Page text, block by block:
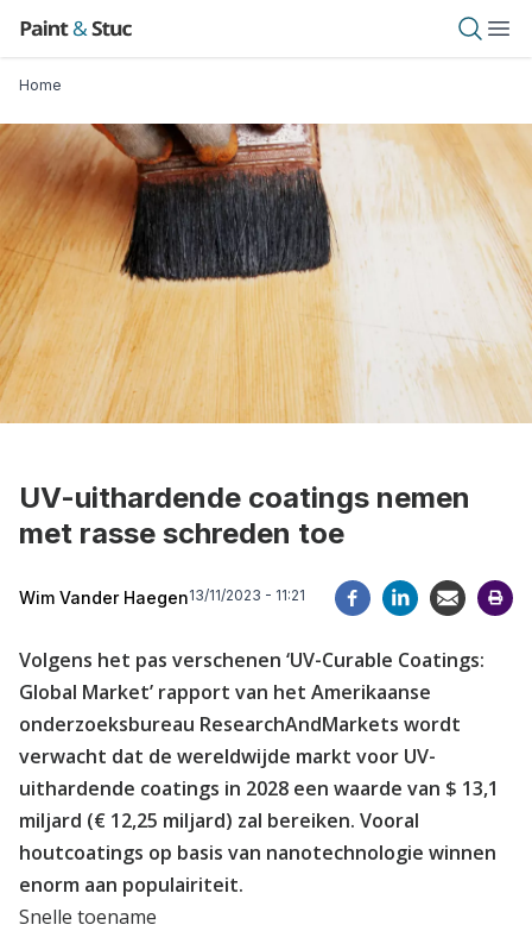
Overslaan
en
inhoud
gaan
Paint & Stuc Open
Kruimelpad
Home
UV-uithardende coatings nemen
met rasse schreden toe
Wim Vander Haegen13/11/2023 - 11:21
Volgens het pas verschenen ‘UV-Curable Coatings:
Global Market’ rapport van het Amerikaanse
onderzoeksbureau ResearchAndMarkets wordt
verwacht dat de wereldwijde markt voor UV-
uithardende coatings in 2028 een waarde van $ 13,1
miljard (€ 12,25 miljard) zal bereiken. Vooral
houtcoatings op basis van nanotechnologie winnen
enorm aan populairiteit.
Snelle toename